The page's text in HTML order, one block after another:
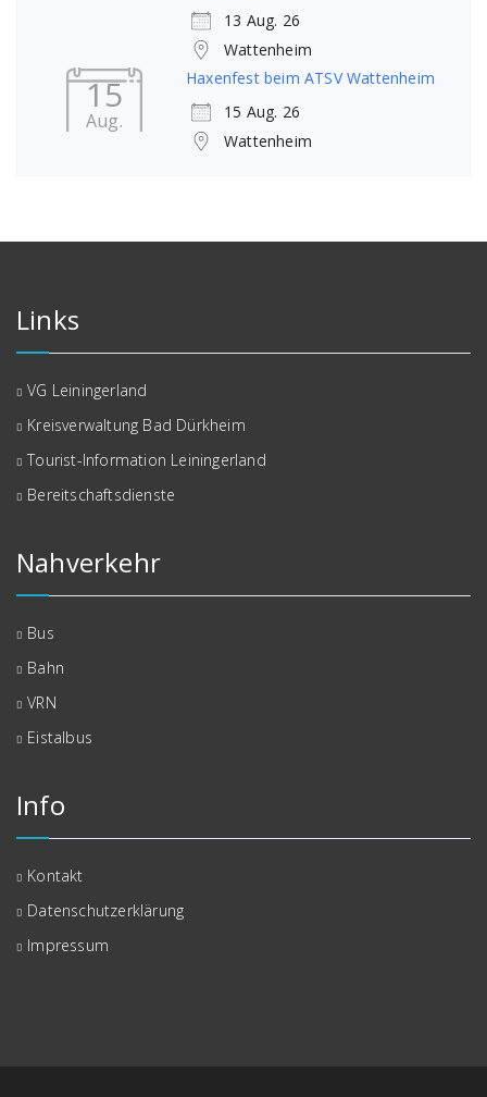
13 Aug. 26
Wattenheim
15
Aug.
Haxenfest beim ATSV Wattenheim
15 Aug. 26
Wattenheim
Links
VG Leiningerland
Kreisverwaltung Bad Dürkheim
Tourist-Information Leiningerland
Bereitschaftsdienste
Nahverkehr
Bus
Bahn
VRN
Eistalbus
Info
Kontakt
Datenschutzerklärung
Impressum